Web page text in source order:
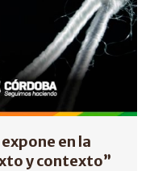
en la
y contexto”